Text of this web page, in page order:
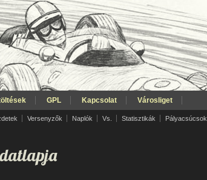
GPL Kapcsolat Városliget
Versenyzők Naplók Vs. Statisztikák Pályacsúcsok